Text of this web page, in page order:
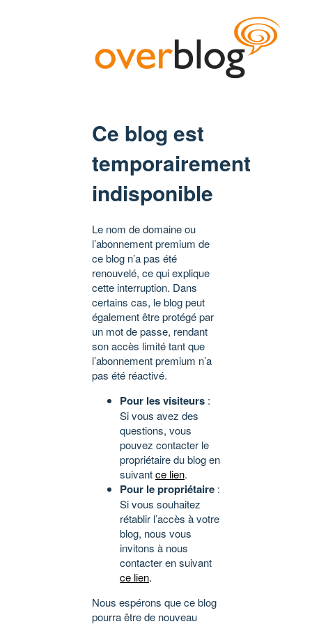
Ce blog est
temporairement
indisponible
Le nom de domaine ou
l’abonnement premium de
ce blog n’a pas été
renouvelé, ce qui explique
cette interruption. Dans
certains cas, le blog peut
également être protégé par
un mot de passe, rendant
son accès limité tant que
l’abonnement premium n’a
pas été réactivé.
Pour les visiteurs :
Si vous avez des
questions, vous
pouvez contacter le
propriétaire du blog en
suivantce lien.
Pour le propriétaire :
Si vous souhaitez
rétablir l’accès à votre
blog, nous vous
invitons à nous
contacter en suivant
ce lien.
Nous espérons que ce blog
pourra être de nouveau